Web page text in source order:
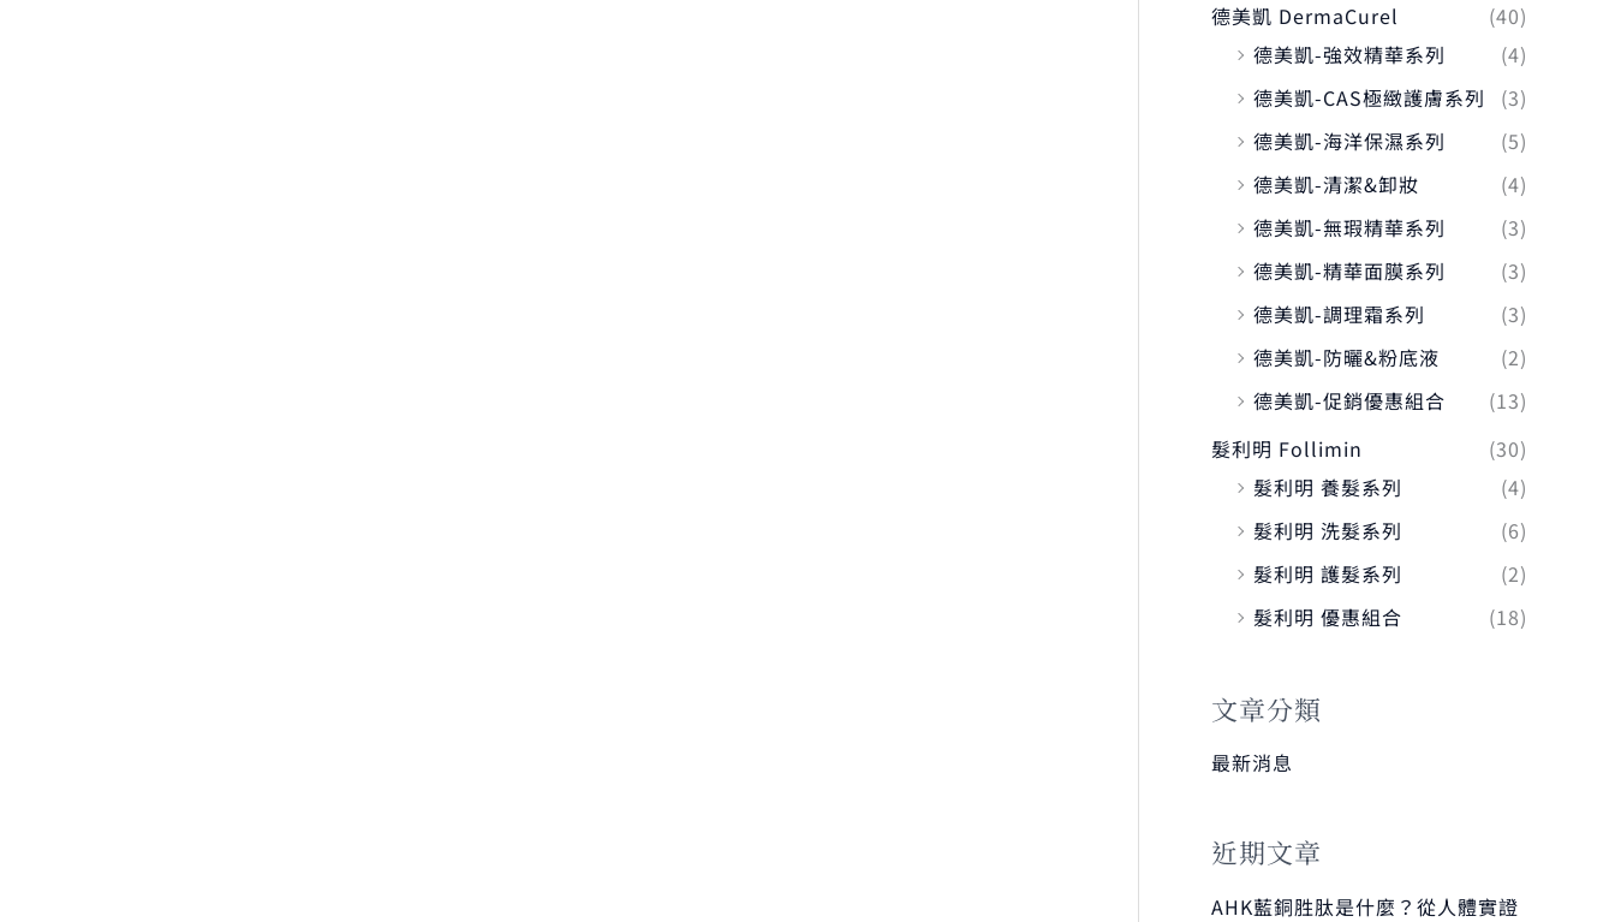
德美凱 DermaCurel
(40)
德美凱-強效精華系列
(4)
德美凱-CAS極緻護膚系列
(3)
德美凱-海洋保濕系列
(5)
德美凱-清潔&卸妝
(4)
德美凱-無瑕精華系列
(3)
德美凱-精華面膜系列
(3)
德美凱-調理霜系列
(3)
德美凱-防曬&粉底液
(2)
德美凱-促銷優惠組合
(13)
髮利明 Follimin
(30)
髮利明 養髮系列
(4)
髮利明 洗髮系列
(6)
髮利明 護髮系列
(2)
髮利明 優惠組合
(18)
文章分類
最新消息
近期文章
AHK藍銅胜肽是什麼？從人體實證